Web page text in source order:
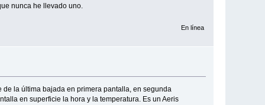
nunca he llevado uno.
En línea
la última bajada en primera pantalla, en segunda
en superficie la hora y la temperatura. Es un Aeris